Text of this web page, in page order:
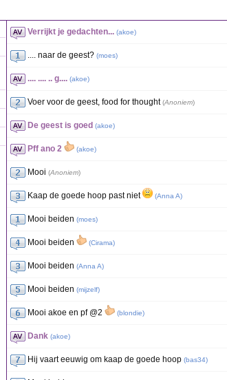
Verrijkt je gedachten... (akoe)
.... naar de geest? (moes)
.... .... .. g.... (akoe)
Voer voor de geest, food for thought (Anoniem)
De geest is goed (akoe)
Pff ano 2 (akoe)
Mooi (Anoniem)
Kaap de goede hoop past niet (Anna A)
Mooi beiden (moes)
Mooi beiden (Cirama)
Mooi beiden (Anna A)
Mooi beiden (mijzelf)
Mooi akoe en pf @2 (blondie)
Dank (akoe)
Hij vaart eeuwig om kaap de goede hoop (bas34)